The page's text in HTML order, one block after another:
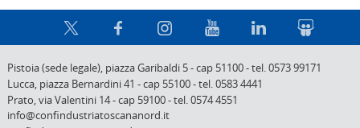
Pistoia (sede legale), piazza Garibaldi 5-cap 51100-tel. 0573 99171
Lucca, piazza Bernardini 41 -cap 55100-tel. 0583 4441
Prato,via Valentini 14-cap 59100-tel. 0574 4551
info@confindustriatoscananord.it